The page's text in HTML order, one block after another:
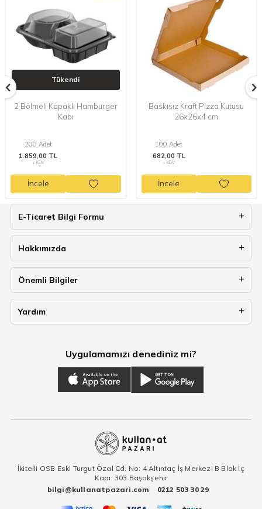
Tükendi
2 Bölmeli Kapaklı Hamburger
Kabı
200 Adet
1.859,00 TL
+ KDV
İncele
Baskısız Kraft Pizza Kutusu
26x26x4 cm
100 Adet
682,00 TL
+ KDV
İncele
E-Ticaret Bilgi Formu
Hakkımızda
Önemli Bilgiler
Yardım
Uygulamamızı denediniz mi?
İkitelli OSB Eski Turgut Özal Cd. No: 4 Altıntaç İş Merkezi B Blok İç
Kapı: 303 Başakşehir
bilgi@kullanatpazari.com
0212 503 30 29